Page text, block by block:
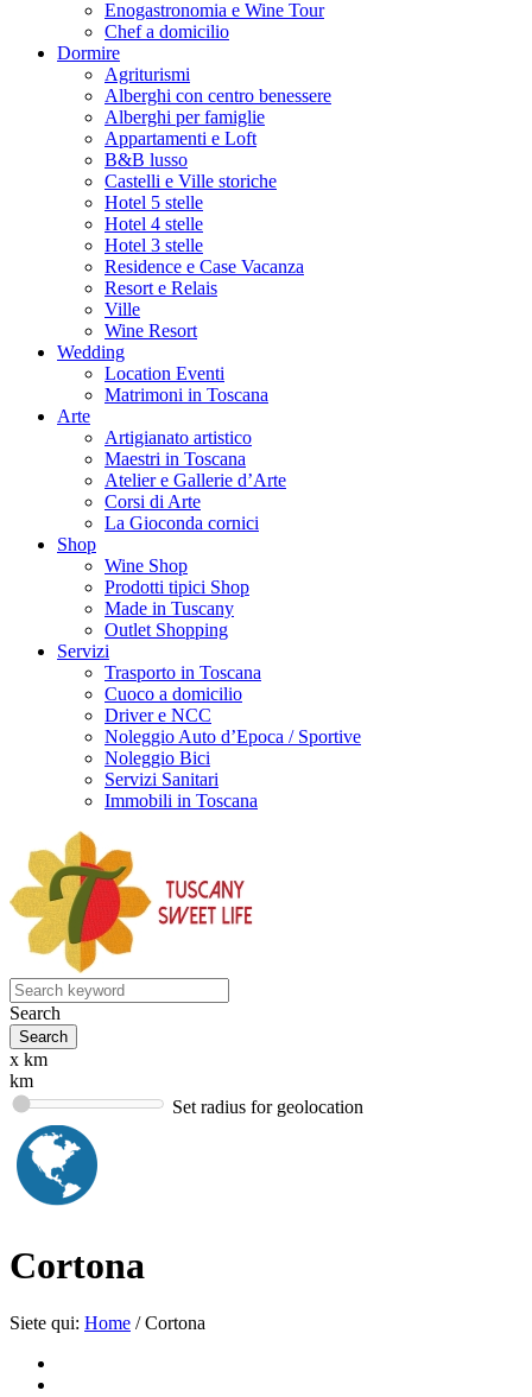
Enogastronomia e Wine Tour
Chef a domicilio
Dormire
Agriturismi
Alberghi con centro benessere
Alberghi per famiglie
Appartamenti e Loft
B&B lusso
Castelli e Ville storiche
Hotel 5 stelle
Hotel 4 stelle
Hotel 3 stelle
Residence e Case Vacanza
Resort e Relais
Ville
Wine Resort
Wedding
Location Eventi
Matrimoni in Toscana
Arte
Artigianato artistico
Maestri in Toscana
Atelier e Gallerie d’Arte
Corsi di Arte
La Gioconda cornici
Shop
Wine Shop
Prodotti tipici Shop
Made in Tuscany
Outlet Shopping
Servizi
Trasporto in Toscana
Cuoco a domicilio
Driver e NCC
Noleggio Auto d’Epoca / Sportive
Noleggio Bici
Servizi Sanitari
Immobili in Toscana
Search
x km
km
Set radius for geolocation
Cortona
Siete qui: Home / Cortona